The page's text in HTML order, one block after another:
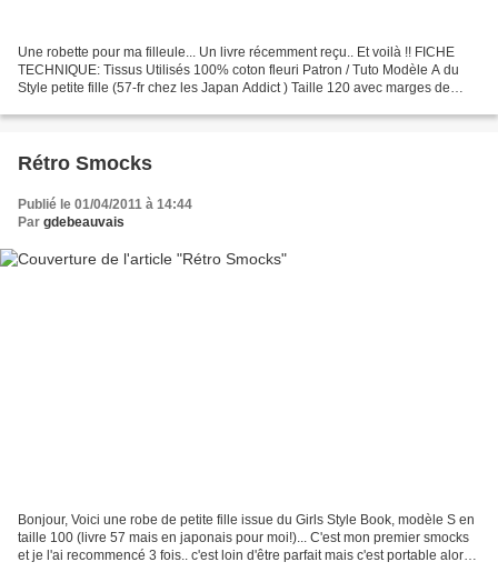
Une robette pour ma filleule... Un livre récemment reçu.. Et voilà !! FICHE
TECHNIQUE: Tissus Utilisés 100% coton fleuri Patron / Tuto Modèle A du
Style petite fille (57-fr chez les Japan Addict ) Taille 120 avec marges de
Rétro Smocks
Publié le 01/04/2011 à 14:44
Par gdebeauvais
Bonjour, Voici une robe de petite fille issue du Girls Style Book, modèle S en
taille 100 (livre 57 mais en japonais pour moi!)... C'est mon premier smocks
et je l'ai recommencé 3 fois.. c'est loin d'être parfait mais c'est portable alors..